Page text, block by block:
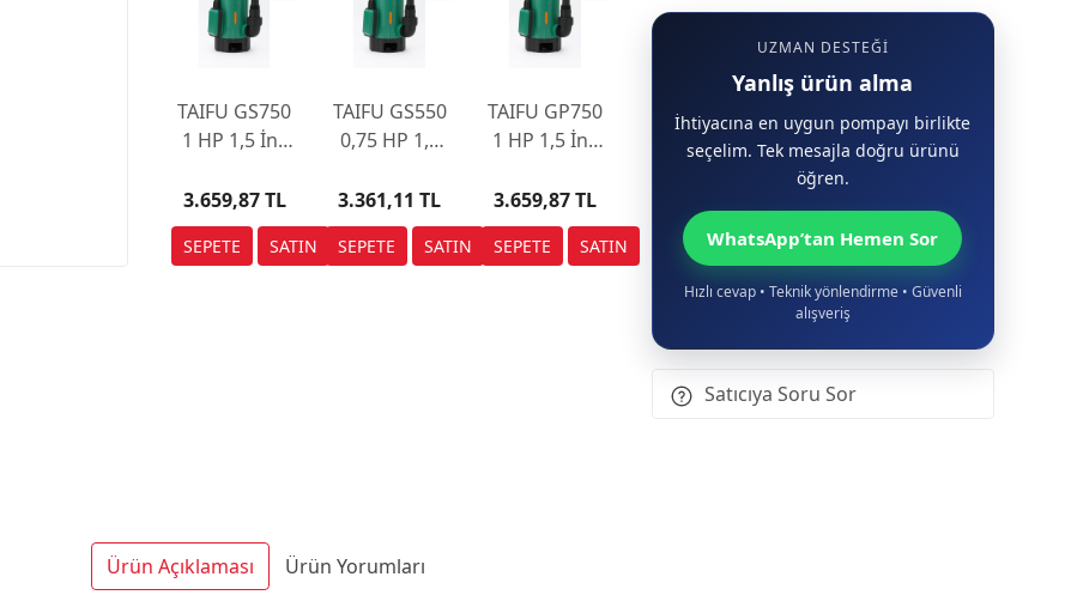
TAIFU GS750
1 HP 1,5 İnç
Pompa
3.659,87 TL
TAIFU GS550
0,75 HP 1,5
Dalgıç Pompa
3.361,11 TL
TAIFU GP750
1 HP 1,5 İnç
Pompa
3.659,87 TL
UZMAN DESTEĞI
Yanlış ürün alma
İhtiyacına en uygun pompayı birlikte
seçelim. Tek mesajla doğru ürünü
öğren.
WhatsApp’tan Hemen Sor
Hızlı cevap • Teknik yönlendirme • Güvenli
alışveriş
Satıcıya Soru Sor
Ürün Açıklaması Ürün Yorumları